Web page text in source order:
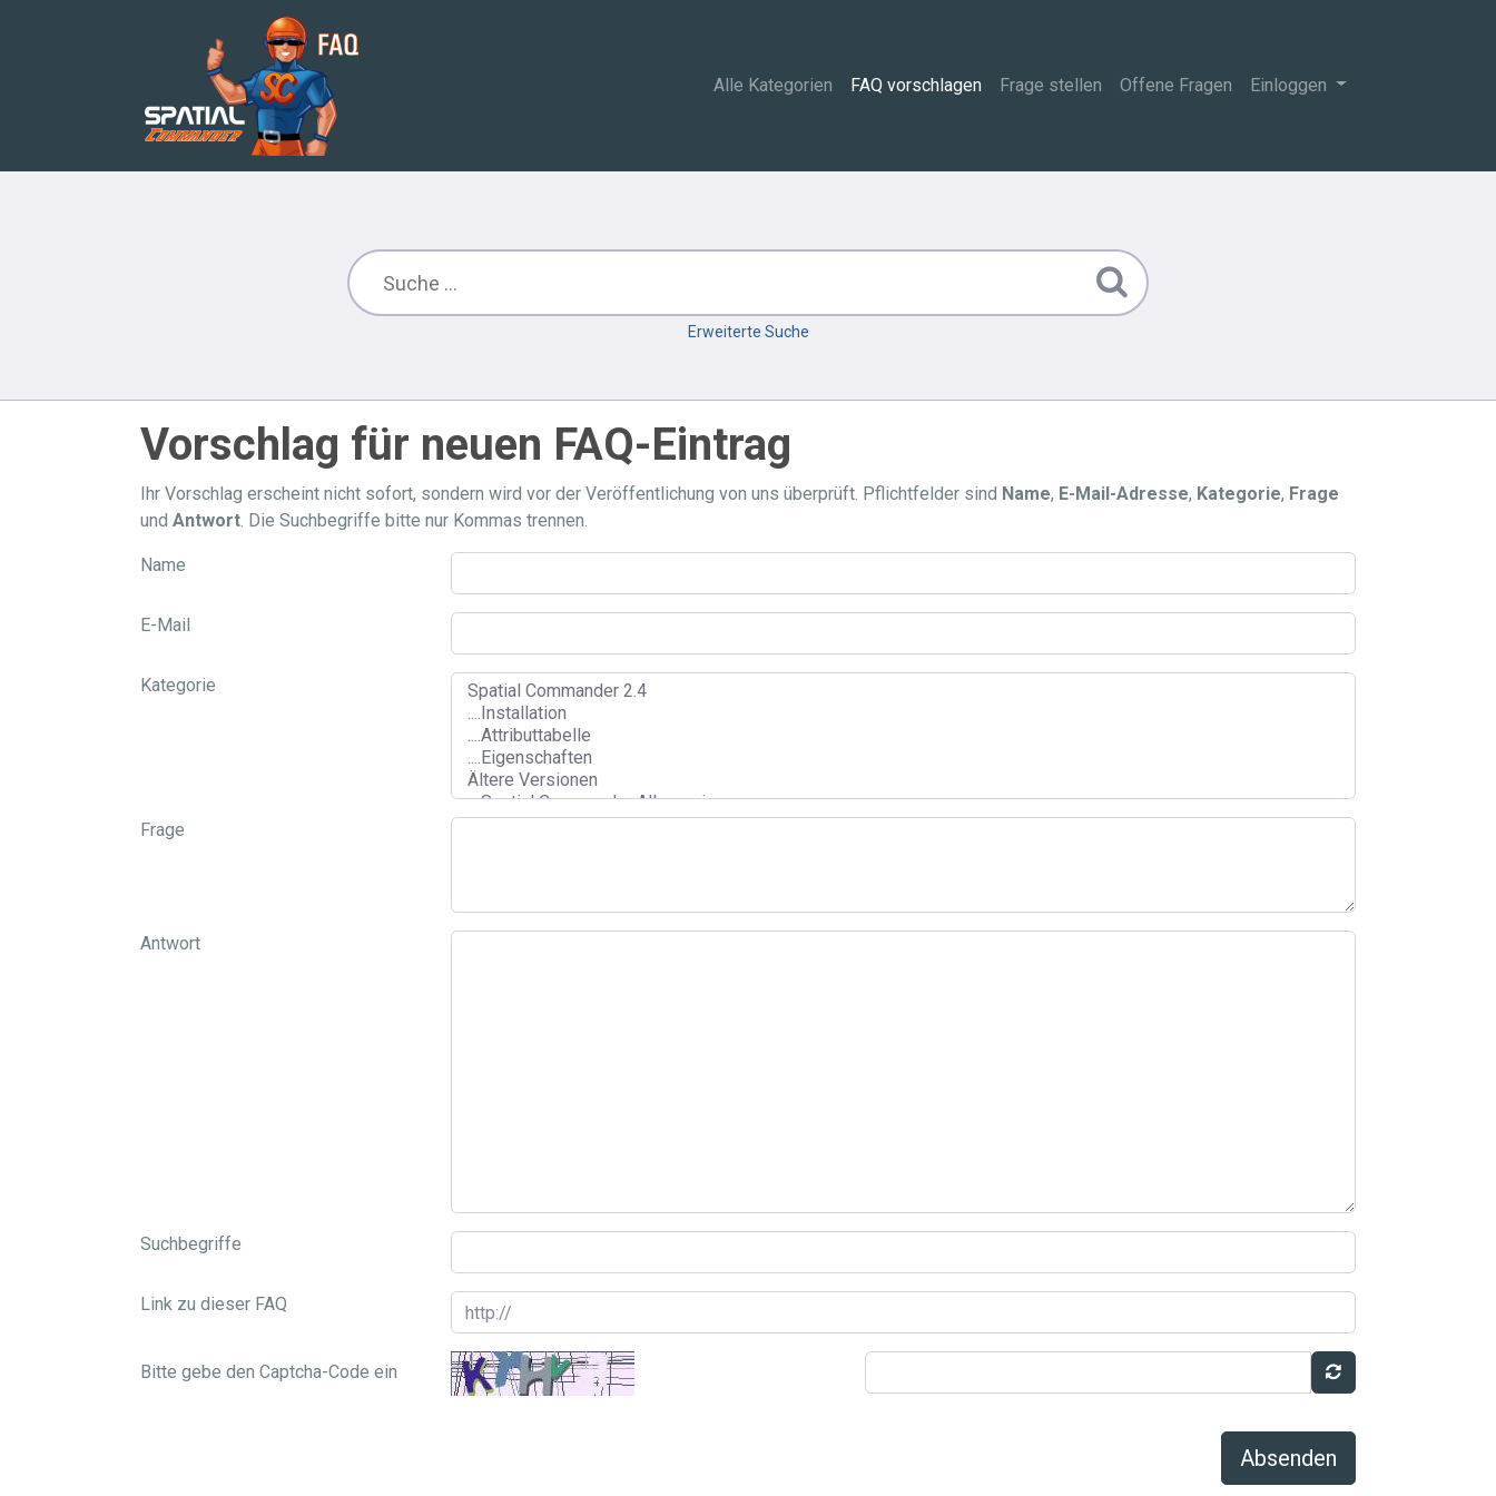
Alle Kategorien FAQ vorschlagen Frage stellen Offene Fragen Einloggen
Erweiterte Suche
Vorschlag für neuen FAQ-Eintrag
Ihr Vorschlag erscheint nicht sofort, sondern wird vor der Veröffentlichung von uns überprüft. Pflichtfelder sind Name, E-Mail-Adresse, Kategorie, Frage
und Antwort. Die Suchbegriffe bitte nur Kommas trennen.
Name
E-Mail
Kategorie
Frage
Antwort
Suchbegriffe
Link zu dieser FAQ
Bitte gebe den Captcha-Code ein
Absenden